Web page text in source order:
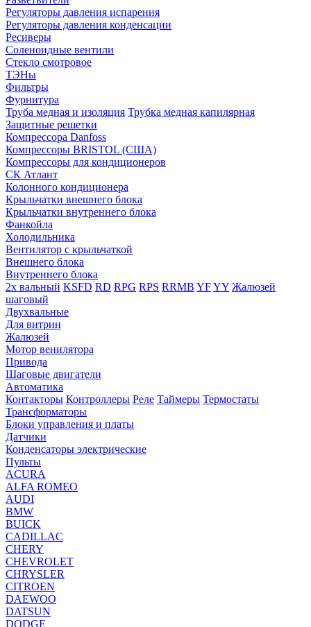
Регуляторы давления испарения
Регуляторы давления конденсации
Ресиверы
Соленоидные вентили
Стекло смотровое
ТЭНы
Фильтры
Фурнитура
Труба медная и изоляция Трубка медная капилярная
Защитные решетки
Компрессора Danfoss
Компрессоры BRISTOL (США)
Компрессоры для кондиционеров
СК Атлант
Колонного кондиционера
Крыльчатки внешнего блока
Крыльчатки внутреннего блока
Фанкойла
Холодильника
Вентилятор с крыльчаткой
Внешнего блока
Внутреннего блока
2х вальный KSFD RD RPG RPS RRMB YFYY Жалюзей
шаговый
Двухвальные
Для витрин
Жалюзей
Мотор венилятора
Привода
Шаговые двигатели
Автоматика
Контакторы Контроллеры Реле Таймеры Термостаты
Трансформаторы
Блоки управления и платы
Датчики
Конденсаторы электрические
Пульты
ACURA
ALFA ROMEO
AUDI
BMW
BUICK
CADILLAC
CHERY
CHEVROLET
CHRYSLER
CITROEN
DAEWOO
DATSUN
DODGE